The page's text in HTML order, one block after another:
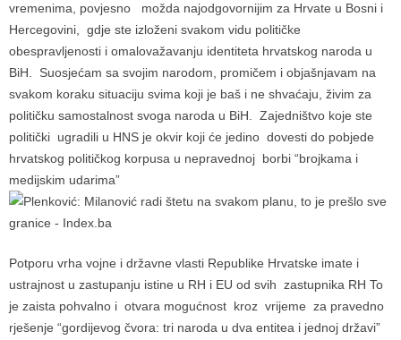
vremenima, povjesno možda najodgovornijim za Hrvate u Bosni i
Hercegovini, gdje ste izloženi svakom vidu političke
obespravljenosti i omalovažavanju identiteta hrvatskog naroda u
BiH. Suosjećam sa svojim narodom, promičem i objašnjavam na
svakom koraku situaciju svima koji je baš i ne shvaćaju, živim za
političku samostalnost svoga naroda u BiH. Zajedništvo koje ste
politički ugradili u HNS je okvir koji će jedino dovesti do pobjede
hrvatskog političkog korpusa u nepravednoj borbi “brojkama i
medijskim udarima”
Potporu vrha vojne i državne vlasti Republike Hrvatske imate i
ustrajnost u zastupanju istine u RH i EU od svih zastupnika RH To
je zaista pohvalno i otvara mogućnost kroz vrijeme za pravedno
rješenje “gordijevog čvora: tri naroda u dva entitea i jednoj državi”